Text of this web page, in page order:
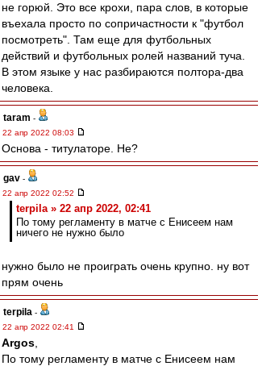
не горюй. Это все крохи, пара слов, в которые
въехала просто по сопричастности к "футбол
посмотреть". Там еще для футбольных
действий и футбольных ролей названий туча.
В этом языке у нас разбираются полтора-два
человека.
taram -
22 апр 2022 08:03
Основа - титулаторе. Не?
gav -
22 апр 2022 02:52
terpila » 22 апр 2022, 02:41
По тому регламенту в матче с Енисеем нам
ничего не нужно было
нужно было не проиграть очень крупно. ну вот
прям очень
terpila -
22 апр 2022 02:41
Argos
По тому регламенту в матче с Енисеем нам